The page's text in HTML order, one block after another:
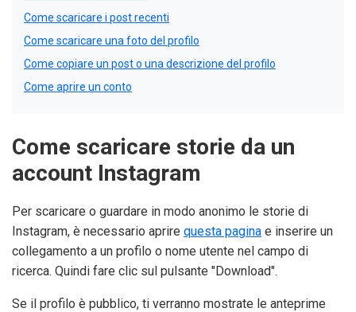
Come scaricare i post recenti
Come scaricare una foto del profilo
Come copiare un post o una descrizione del profilo
Come aprire un conto
Come scaricare storie da un
account Instagram
Per scaricare o guardare in modo anonimo le storie di
Instagram, è necessario aprire questa pagina e inserire un
collegamento a un profilo o nome utente nel campo di
ricerca. Quindi fare clic sul pulsante "Download".
Se il profilo è pubblico, ti verranno mostrate le anteprime